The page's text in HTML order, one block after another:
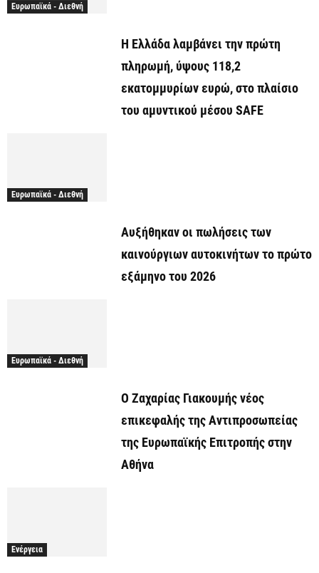
Ευρωπαϊκά - Διεθνή
Η Ελλάδα λαμβάνει την πρώτη
πληρωμή, ύψους 118,2
εκατομμυρίων ευρώ, στο πλαίσιο
του αμυντικού μέσου SAFE
Ευρωπαϊκά - Διεθνή
Αυξήθηκαν οι πωλήσεις των
καινούργιων αυτοκινήτων το πρώτο
εξάμηνο του 2026
Ευρωπαϊκά - Διεθνή
O Ζαχαρίας Γιακουμής νέος
επικεφαλής της Αντιπροσωπείας
της Ευρωπαϊκής Επιτροπής στην
Αθήνα
Ενέργεια